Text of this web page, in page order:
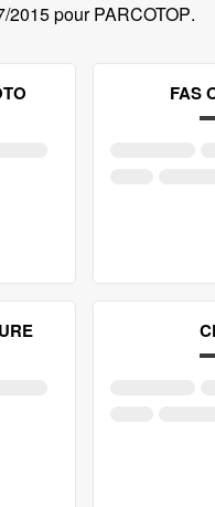
2015 pour PARCOTOP.
FAS